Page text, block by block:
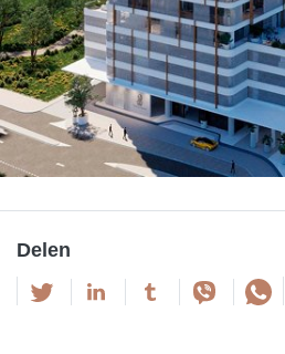
Delen